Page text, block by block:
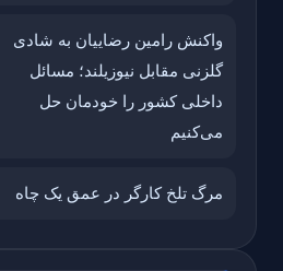
واکنش رامین رضاییان به شادی
گلزنی مقابل نیوزیلند؛ مسائل
داخلی کشور را خودمان حل
می‌کنیم
مرگ تلخ کارگر در عمق یک چاه